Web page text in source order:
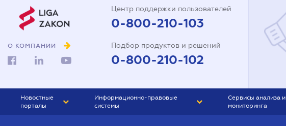
О КОМПАНИИ
Центр поддержки пользователей
0-800-210-103
Подбор продуктов и решений
0-800-210-102
Новостные
порталы
Информационно-правовые
системы
Сервисы анализа и
мониторинга